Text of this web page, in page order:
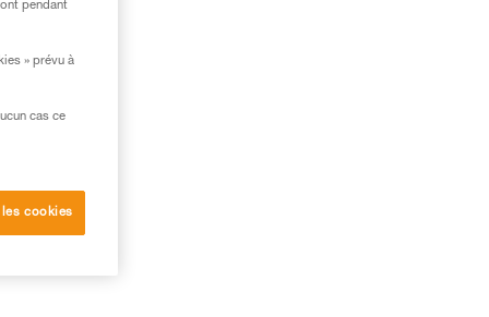
pendant
» prévu à
cas ce
cookies